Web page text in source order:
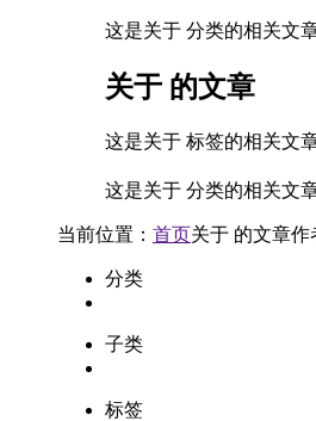
这是关于 分类的相关文
关于 的文章
这是关于 标签的相关文
这是关于 分类的相关文
当前位置： 首页关于 的文章作
分类
子类
标签